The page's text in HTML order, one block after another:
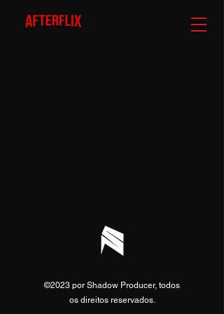
©2023 por Shadow Producer, todos
os direitos reservados.